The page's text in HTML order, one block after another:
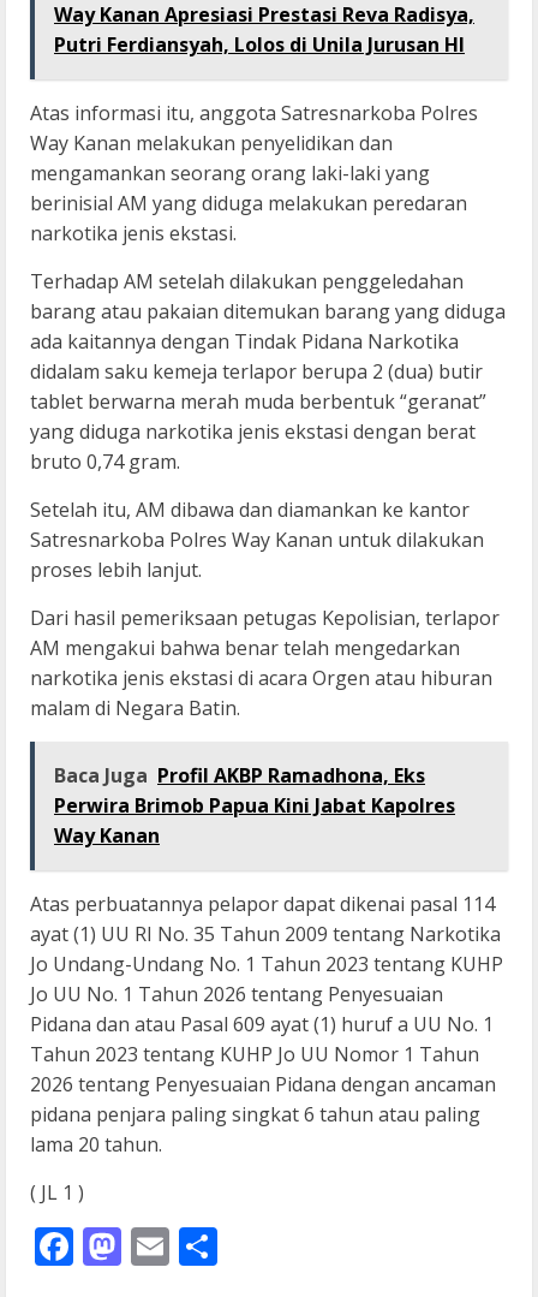
Way Kanan Apresiasi Prestasi Reva Radisya,
Putri Ferdiansyah, Lolos di Unila Jurusan HI
Atas informasi itu, anggota Satresnarkoba Polres
Way Kanan melakukan penyelidikan dan
mengamankan seorang orang laki-laki yang
berinisial AM yang diduga melakukan peredaran
narkotika jenis ekstasi.
Terhadap AM setelah dilakukan penggeledahan
barang atau pakaian ditemukan barang yang diduga
ada kaitannya dengan Tindak Pidana Narkotika
didalam saku kemeja terlapor berupa 2 (dua) butir
tablet berwarna merah muda berbentuk “geranat”
yang diduga narkotika jenis ekstasi dengan berat
bruto 0,74 gram.
Setelah itu, AM dibawa dan diamankan ke kantor
Satresnarkoba Polres Way Kanan untuk dilakukan
proses lebih lanjut.
Dari hasil pemeriksaan petugas Kepolisian, terlapor
AM mengakui bahwa benar telah mengedarkan
narkotika jenis ekstasi di acara Orgen atau hiburan
malam di Negara Batin.
Baca Juga Profil AKBP Ramadhona, Eks
Perwira Brimob Papua Kini Jabat Kapolres
Way Kanan
Atas perbuatannya pelapor dapat dikenai pasal 114
ayat (1) UU RI No. 35 Tahun 2009 tentang Narkotika
Jo Undang-Undang No. 1 Tahun 2023 tentang KUHP
Jo UU No. 1 Tahun 2026 tentang Penyesuaian
Pidana dan atau Pasal 609 ayat (1) huruf a UU No. 1
Tahun 2023 tentang KUHP Jo UU Nomor 1 Tahun
2026 tentang Penyesuaian Pidana dengan ancaman
pidana penjara paling singkat 6 tahun atau paling
lama 20 tahun.
( JL 1 )
Facebook
Mastodon
Email